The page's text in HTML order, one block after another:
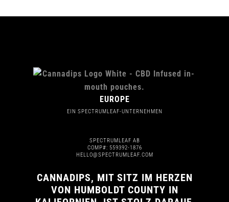
EUROPE
EIN SPECTRUMLEAF-UNTERNEHMEN
SPECTRUMLEAF AB
COMP#: 559392-1876
HELLO@SPECTRUMLEAF.COM
CANNADIPS, MIT SITZ IM HERZEN
VON HUMBOLDT COUNTY IN